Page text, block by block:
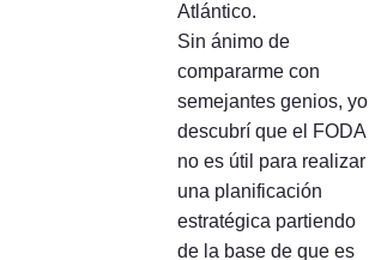
Atlántico.
Sin ánimo de
compararme con
semejantes genios, yo
descubrí que el FODA
no es útil para realizar
una planificación
estratégica partiendo
de la base de que es